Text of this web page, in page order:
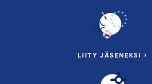
LIITY JÄSENEKSI ›